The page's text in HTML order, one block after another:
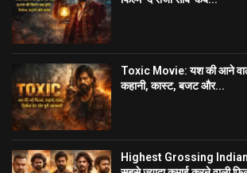
Toxic Movie: यश की आने
कहानी, कास्ट, बजट और...
Highest Grossing Indian